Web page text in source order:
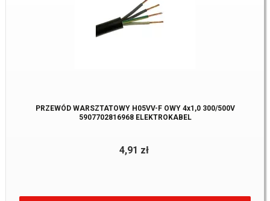
PRZEWÓD WARSZTATOWY H05VV-F OWY 4x1,0 300/500V
5907702816968 ELEKTROKABEL
4,91 zł